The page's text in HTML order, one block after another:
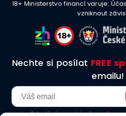
18+ Ministerstvo financí varuje:
vzniknout
Nechte si posílat FREE
emailu!
Odesláním souhlasíte se